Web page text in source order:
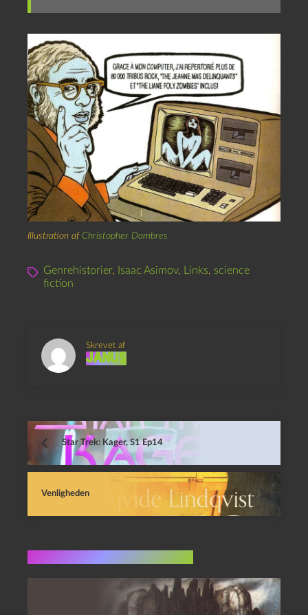
Illustration af Christopher Dombres
Genrehistorier, Isaac Asimov, Links, science
fiction
Skrevet af
Janus
Star Trek: Kager, S1 Ep14
Venligheden